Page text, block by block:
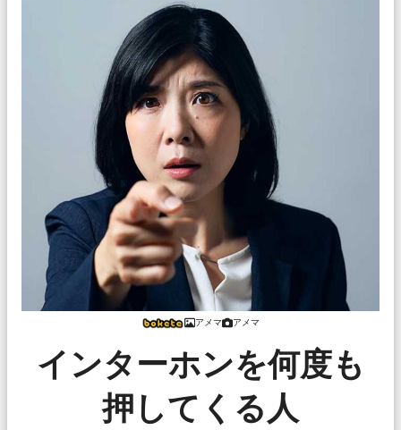
アメマ アメマ
インターホンを何度も
押してくる人